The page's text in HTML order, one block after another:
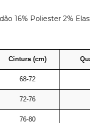
16% Poliester 2%
Cintura (cm)
68-72
72-76
76-80